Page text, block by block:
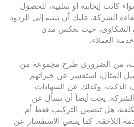
كانت إيجابية أو سلبية، للحصول
الشركة. عليك أن تنتبه إلى الردود
الشكاوى، حيث تعكس مدى
العملاء.
من الضروري طرح مجموعة من
المثال، استفسر عن خبراتهم
الدكت، وكذلك عن الشهادات
الشركة. يجب أيضاً أن تسأل عن
هل تتضمن التركيب فقط أم
اللاحقة. كما ينبغي الاستفسار عن